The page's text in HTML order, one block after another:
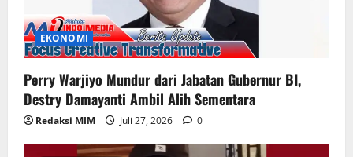
EKONOMI
Perry Warjiyo Mundur dari Jabatan Gubernur BI,
Destry Damayanti Ambil Alih Sementara
Redaksi MIM Juli 27, 2026 0